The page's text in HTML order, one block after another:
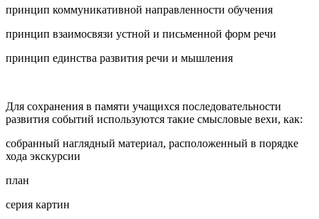
принцип коммуникативной направленности обучения
принцип взаимосвязи устной и письменной форм речи
принцип единства развития речи и мышления
Для сохранения в памяти учащихся последовательности
развития событий используются такие смысловые вехи, как:
собранный наглядный материал, расположенный в порядке
хода экскурсии
план
серия картин